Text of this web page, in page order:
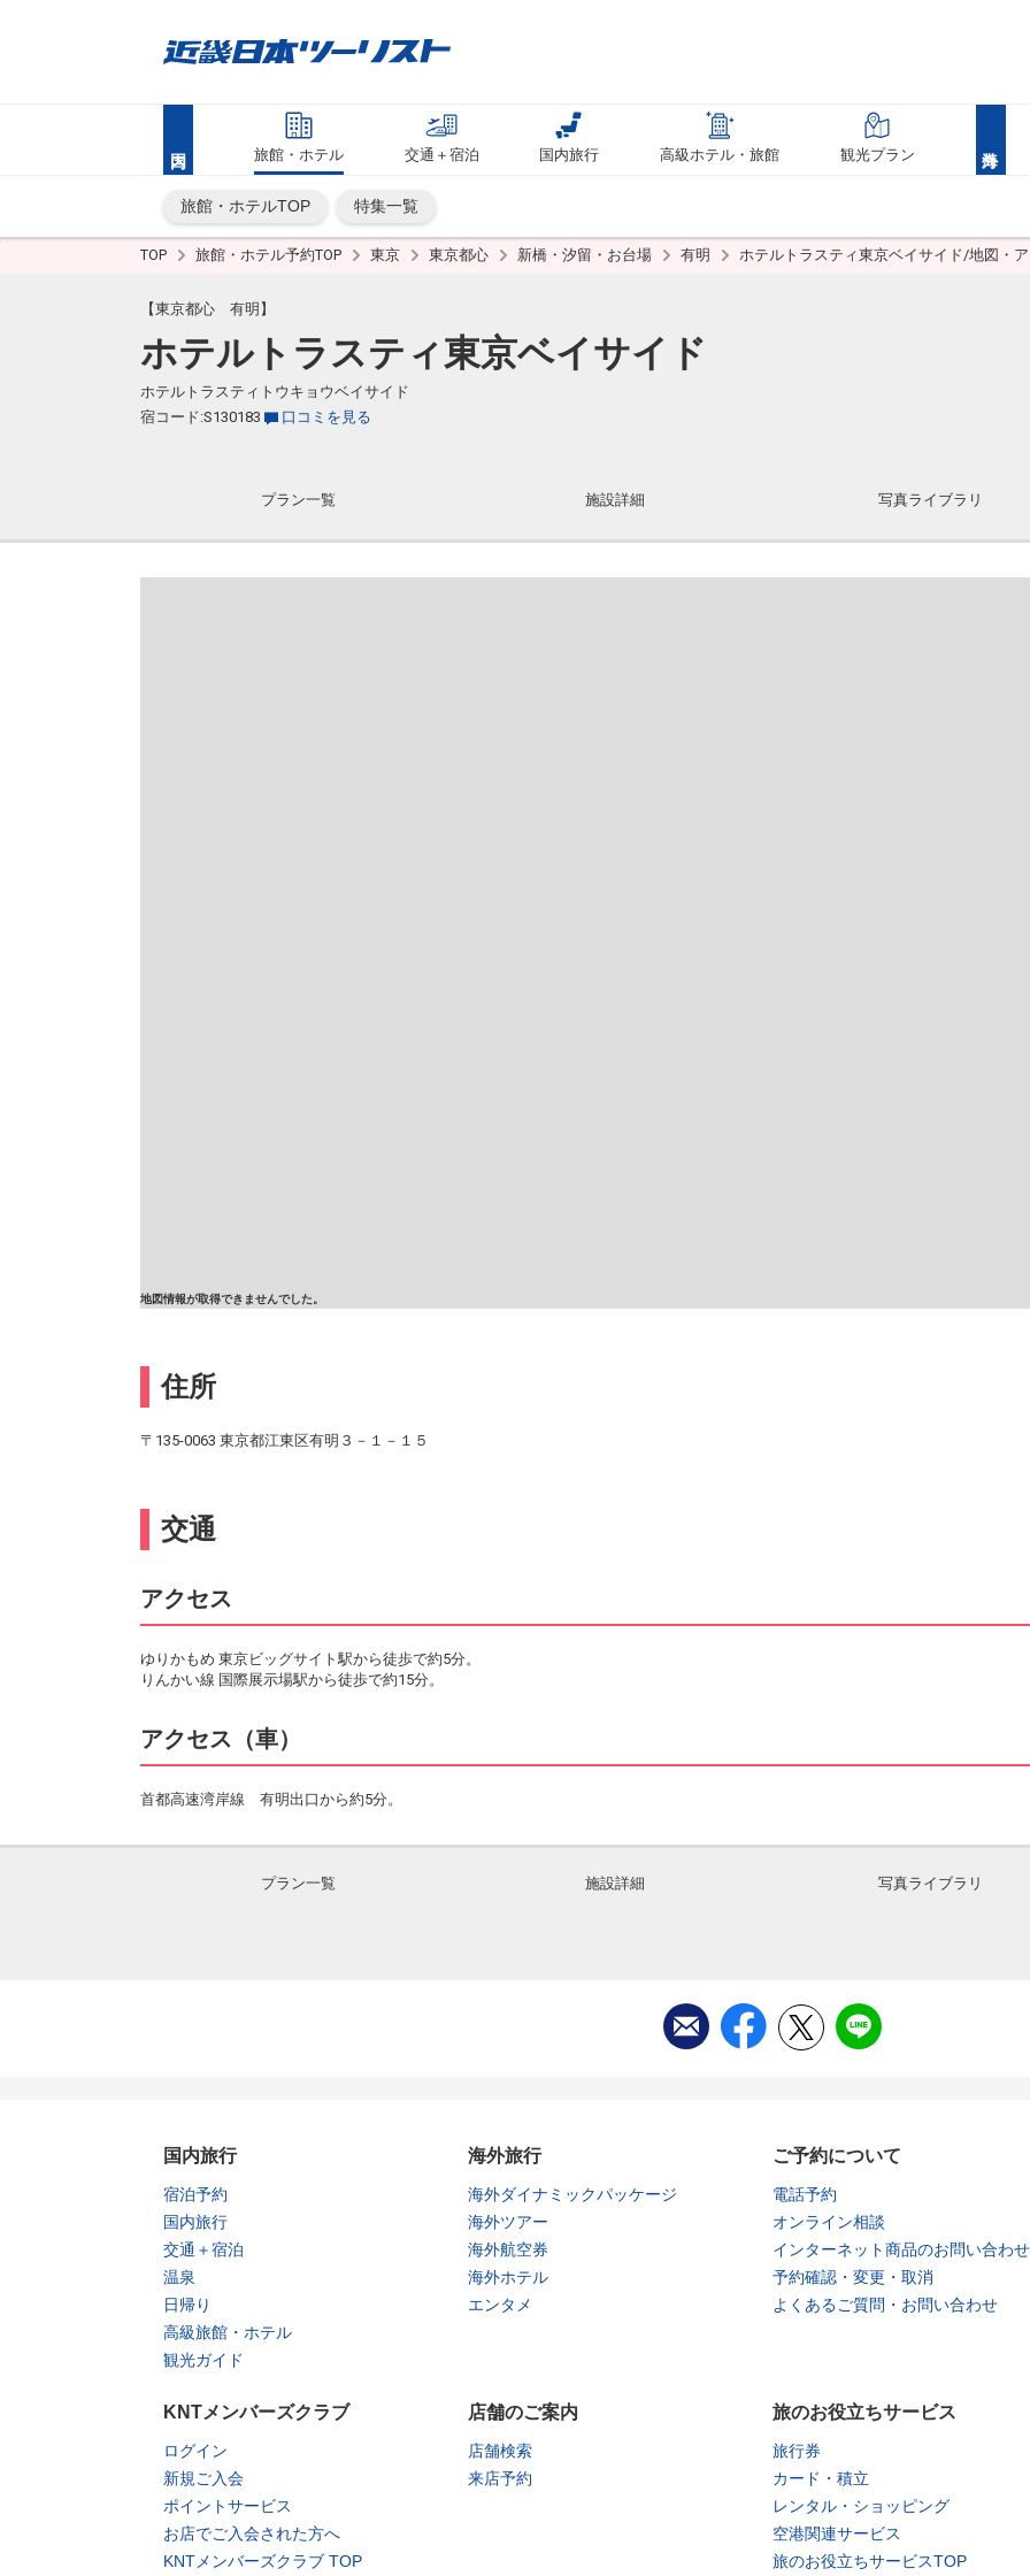
旅館・ホテル 交通＋宿泊 国内旅行 高級ホテル・旅館 観光プラン
旅館・ホテルTOP 特集一覧
TOP 旅館・ホテル予約TOP 東京 東京都心 新橋・汐留・お台場 有明 ホテルトラスティ東京ベイサイド/地図・
【東京都心 有明】
ホテルトラスティ東京ベイサイド
ホテルトラスティトウキョウベイサイド
宿コード:S130183
口コミを見る
プラン一覧 施設詳細 写真ライブラリ
地図情報が取得できませんでした。
住所
〒135-0063 東京都江東区有明３－１－１５
交通
アクセス
ゆりかもめ 東京ビッグサイト駅から徒歩で約5分。
りんかい線 国際展示場駅から徒歩で約15分。
アクセス（車）
首都高速湾岸線 有明出口から約5分。
プラン一覧 施設詳細 写真ライブラリ
国内旅行
宿泊予約
国内旅行
交通＋宿泊
温泉
日帰り
高級旅館・ホテル
観光ガイド
海外旅行
海外ダイナミックパッケージ
海外ツアー
海外航空券
海外ホテル
エンタメ
ご予約について
電話予約
オンライン相談
インターネット商品のお問い合わせ
予約確認・変更・取消
よくあるご質問・お問い合わせ
KNTメンバーズクラブ
ログイン
新規ご入会
ポイントサービス
お店でご入会された方へ
KNTメンバーズクラブ TOP
店舗のご案内
店舗検索
来店予約
旅のお役立ちサービス
旅行券
カード・積立
レンタル・ショッピング
空港関連サービス
旅のお役立ちサービスTOP